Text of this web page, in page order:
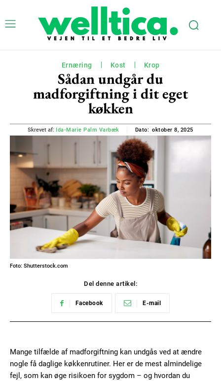
Ernæring Kost Krop
Sådan undgår du
madforgiftning i dit eget
køkken
Skrevet af: Ida-Marie Palm Varbæk Dato: oktober 8, 2025
Foto: Shutterstock.com
Del denne artikel:
Facebook E-mail
Mange tilfælde af madforgiftning kan undgås ved at ændre
nogle få daglige køkkenrutiner. Her er de mest almindelige
fejl, som kan øge risikoen for sygdom – og hvordan du